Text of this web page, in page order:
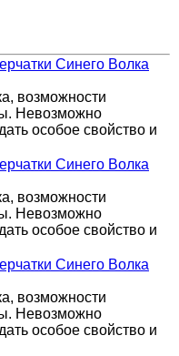
Синего Волка
возможности
Невозможно
особое свойство и
Синего Волка
возможности
Невозможно
особое свойство и
Синего Волка
возможности
Невозможно
особое свойство и